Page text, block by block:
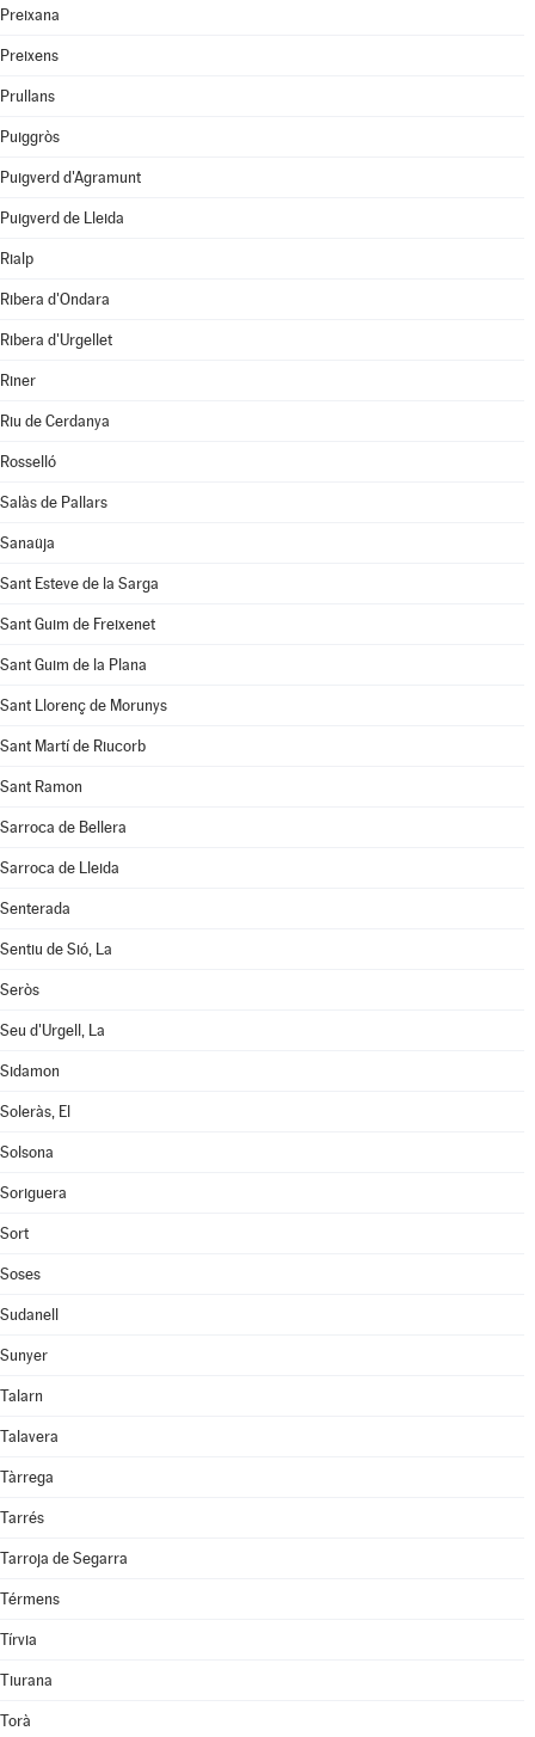
Preixana
Preixens
Prullans
Puiggròs
Puigverd d'Agramunt
Puigverd de Lleida
Rialp
Ribera d'Ondara
Ribera d'Urgellet
Riner
Riu de Cerdanya
Rosselló
Salàs de Pallars
Sanaüja
Sant Esteve de la Sarga
Sant Guim de Freixenet
Sant Guim de la Plana
Sant Llorenç de Morunys
Sant Martí de Riucorb
Sant Ramon
Sarroca de Bellera
Sarroca de Lleida
Senterada
Sentiu de Sió, La
Seròs
Seu d'Urgell, La
Sidamon
Soleràs, El
Solsona
Soriguera
Sort
Soses
Sudanell
Sunyer
Talarn
Talavera
Tàrrega
Tarrés
Tarroja de Segarra
Térmens
Tírvia
Tiurana
Torà